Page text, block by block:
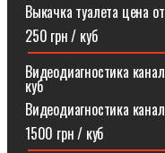
Выкачка туалета цена от
250 грн / куб
Видеодиагностика
куб
Видеодиагностика
1500 грн / куб